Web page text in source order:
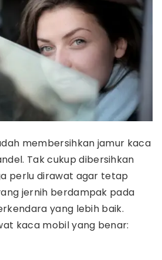
membersihkan jamur kaca
Tak cukup dibersihkan
perlu dirawat agar tetap
jernih berdampak pada
yang lebih baik.
kaca mobil yang benar: